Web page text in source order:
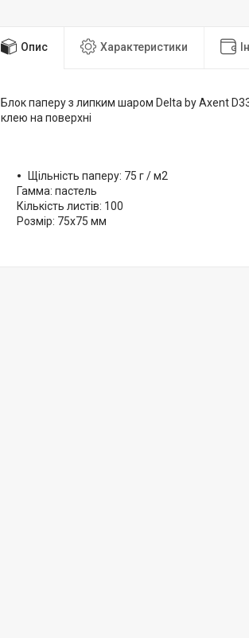
Опис Характеристики
Блок паперу з липким шаром Delta by Axent
клею на поверхні
Щільність паперу: 75 г / м2
Гамма: пастель
Кількість листів: 100
Розмір: 75х75 мм